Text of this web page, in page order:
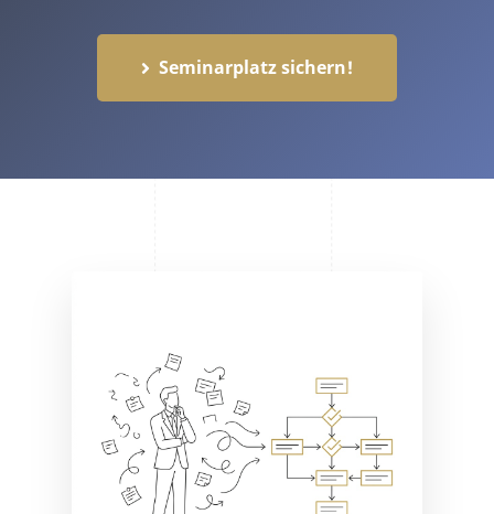
Seminarplatz sichern!